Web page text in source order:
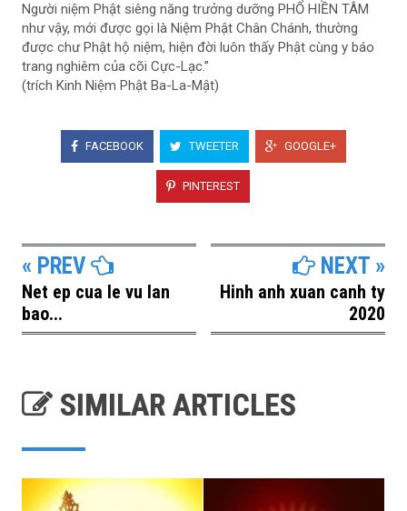
Người niệm Phật siêng năng trưởng dưỡng PHỔ HIỀN TÂM
như vậy, mới được gọi là Niệm Phật Chân Chánh, thường
được chư Phật hộ niệm, hiện đời luôn thấy Phật cùng y báo
trang nghiêm của cõi Cực-Lạc.”
(trích Kinh Niệm Phật Ba-La-Mật)
FACEBOOK TWEETER GOOGLE+
PINTEREST
« PREV
Net ep cua le vu lan
bao...
NEXT »
Hinh anh xuan canh ty
2020
SIMILAR ARTICLES